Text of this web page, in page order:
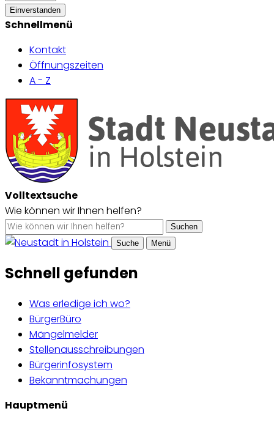
Einverstanden
Schnellmenü
Kontakt
Öffnungszeiten
A - Z
Volltextsuche
Wie können wir Ihnen helfen?
Suchen
Suche
Menü
Schnell gefunden
Was erledige ich wo?
BürgerBüro
Mängelmelder
Stellenausschreibungen
Bürgerinfosystem
Bekanntmachungen
Hauptmenü